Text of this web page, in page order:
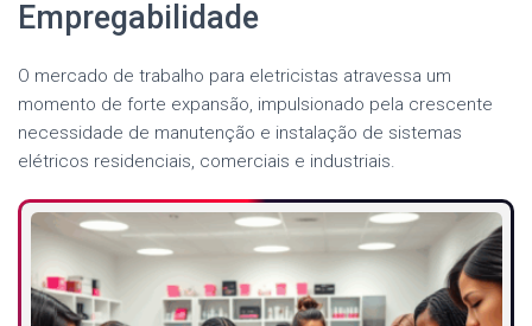
Empregabilidade
O mercado de trabalho para eletricistas atravessa um
momento de forte expansão, impulsionado pela crescente
necessidade de manutenção e instalação de sistemas
elétricos residenciais, comerciais e industriais.